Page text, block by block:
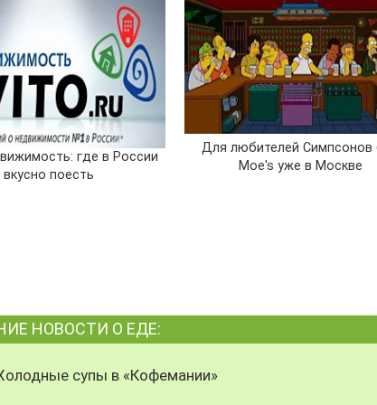
где в России
вкусно поесть
Для любителей Симпсонов
Moe's уже в Москве
НОВОСТИ О ЕДЕ:
супы в «Кофемании»